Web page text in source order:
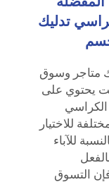
تدليك
متاجر وسوق
يحتوي على
الكراسي
للاختيار
للآباء
التسوق